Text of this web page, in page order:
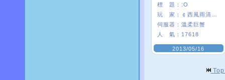
標 題： :O
玩 家：
伺服器： 溫柔巨蟹
人 氣： 17618
2013/05/16